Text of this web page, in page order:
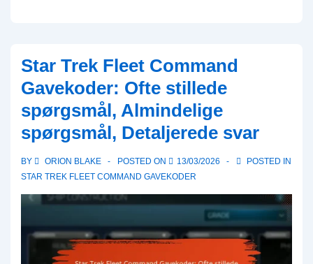
Gavekoder:
Sådan
anvender
du
guide,
Almindelige
Star Trek Fleet Command
Gavekoder: Ofte stillede
spørgsmål, Almindelige
spørgsmål, Detaljerede svar
BY ORION BLAKE POSTED ON 13/03/2026
POSTED IN
STAR TREK FLEET COMMAND GAVEKODER